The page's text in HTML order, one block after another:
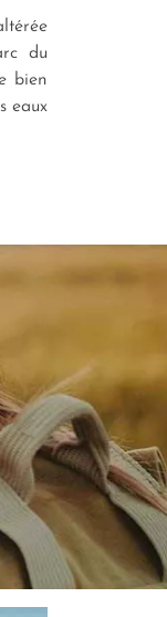
du
bien
eaux